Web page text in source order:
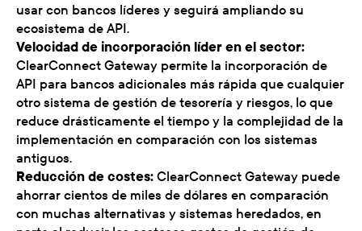
usar con bancos líderes y seguirá ampliando su
ecosistema de API.
Velocidad de incorporación líder en el sector:
ClearConnect Gateway permite la incorporación de
API para bancos adicionales más rápida que cualquier
otro sistema de gestión de tesorería y riesgos, lo que
reduce drásticamente el tiempo y la complejidad de la
implementación en comparación con los sistemas
antiguos.
Reducción de costes: ClearConnect Gateway puede
ahorrar cientos de miles de dólares en comparación
con muchas alternativas y sistemas heredados, en